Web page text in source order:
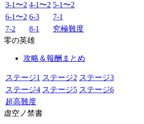
3-1〜2 4-1〜2 5-1〜2
6-1〜2 6-3
7-1
7-2
8-1
究極難度
零の英雄
攻略＆報酬まとめ
ステージ1 ステージ2 ステージ3
ステージ4 ステージ5 ステージ6
超高難度
虚空ノ禁書